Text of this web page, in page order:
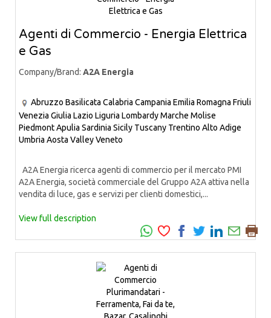
Agenti di Commercio - Energia Elettrica
e Gas
Company/Brand: A2A Energia
Abruzzo Basilicata Calabria Campania Emilia Romagna Friuli
Venezia Giulia Lazio Liguria LombardyMarche Molise
PiedmontApulia Sardinia Sicily Tuscany Trentino Alto Adige
Umbria Aosta ValleyVeneto
A2A Energia ricerca agenti di commercio per il mercato PMI
A2A Energia, società commerciale del Gruppo A2A attiva nella
vendita di luce, gas e servizi per clienti domestici,...
View full description